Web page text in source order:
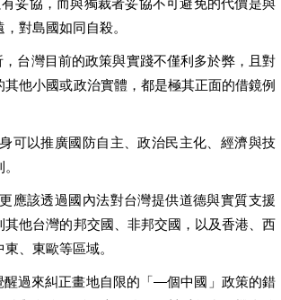
妥協，而與獨裁者妥協不可避免的代價是與
對島國如同自殺。
台灣目前的政策與實踐不僅利多於弊，且對
其他小國或政治實體，都是極其正面的借鏡例
可以推廣國防自主、政治民主化、經濟與技
應該透過國內法對台灣提供道德與實質支援
其他台灣的邦交國、非邦交國，以及香港、西
、東歐等區域。
醒過來糾正畫地自限的「—個中國」政策的錯